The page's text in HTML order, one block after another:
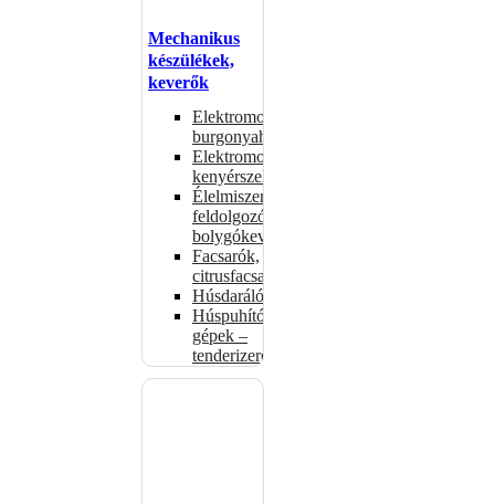
Mechanikus
készülékek,
keverők
Elektromos
burgonyahámozók
Elektromos
kenyérszeletelők
Élelmiszer-
feldolgozók –
bolygókeverők
Facsarók,
citrusfacsarók
Húsdarálók
Húspuhító
gépek –
tenderizerek